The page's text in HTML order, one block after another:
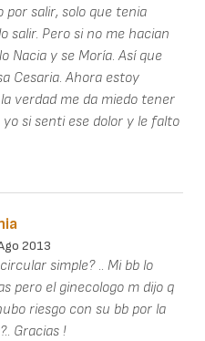
salir, solo que tenia
salir. Pero si no me hacian
Nacia y se Moría. Así que
Cesaria. Ahora estoy
verdad me da miedo tener
si senti ese dolor y le falto
2013
simple? .. Mi bb lo
pero el ginecologo m dijo q
riesgo con su bb por la
Gracias !